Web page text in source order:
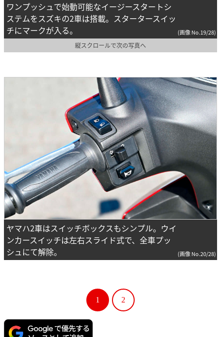
ワンプッシュで始動可能なイージースタートシ
ステムをスズキの2車は搭載。スタータースイッ
チにマークが入る。
(画像 No.19/28)
縦スクロールで次の写真へ
ヤマハ2車はスイッチボックスもシンプル。ウイ
ンカースイッチは左右スライド式で、全車プッ
シュにて解除。
(画像 No.20/28)
1 2